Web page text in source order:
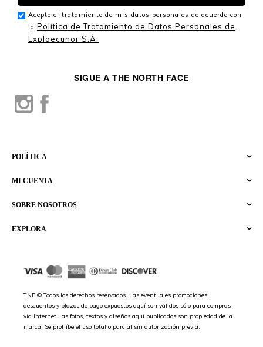
EXPLORA
SOBRE NOSOTROS
MI CUENTA
POLÍTICA
SIGUE A THE NORTH FACE
TNF © Todos los derechos reservados. Las eventuales promociones,
descuentos y plazos de pago expuestos aquí son válidos sólo para compras
vía internet.Las fotos, textos y diseños aquí publicados son propiedad de la
marca. Se prohíbe el uso total o parcial sin autorización previa.
Acepto el tratamiento de mis datos personales de acuerdo con
la Política de Tratamiento de Datos Personales de
Exploecunor S.A.